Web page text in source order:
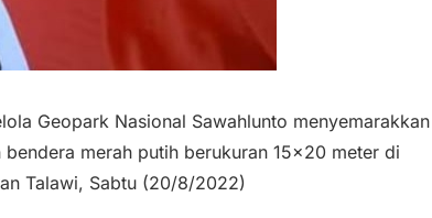
Geopark Nasional Sawahlunto menyemarakkan
merah putih berukuran 15×20 meter di
Talawi, Sabtu (20/8/2022)